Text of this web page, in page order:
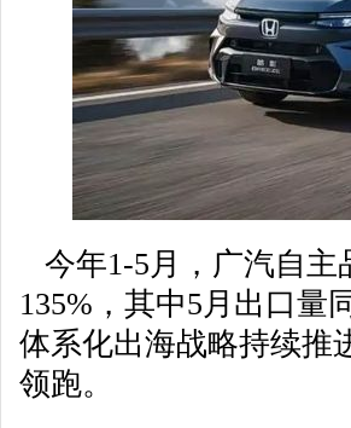
今年1-5月，广汽自主
135%，其中5月出口量
体系化出海战略持续推
领跑。